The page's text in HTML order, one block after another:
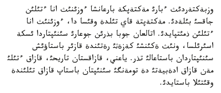
وزبةكتةردئث ءبارئ مةكتةپكة بارعانشا ءوزئنئث انا ءتئلئن
جاقسئ بئلةدئ. مةكتةپتة قاي تئلدة وقئسا دا، ءوزئنئث انا
ءتئلئن ذمئتپايدئ. اتالعان جوبا بذرئن جوعارئ سئنئپتاردا ئسكة
اسئرئلسا، ونئث ةكئنشئ كةزةثئ رةتئندة قازئر باستاؤئش
سئنئپتاردان باستاعالئ تذر. ياعني، قازاقستان تاريحئ، قازاق ءتئلئ
مةن قازاق ادةبيةتئ دة تومةنگئ سئنئپتان باستاپ قازاق تئلئندة
وقئتئلا باستايدئ.